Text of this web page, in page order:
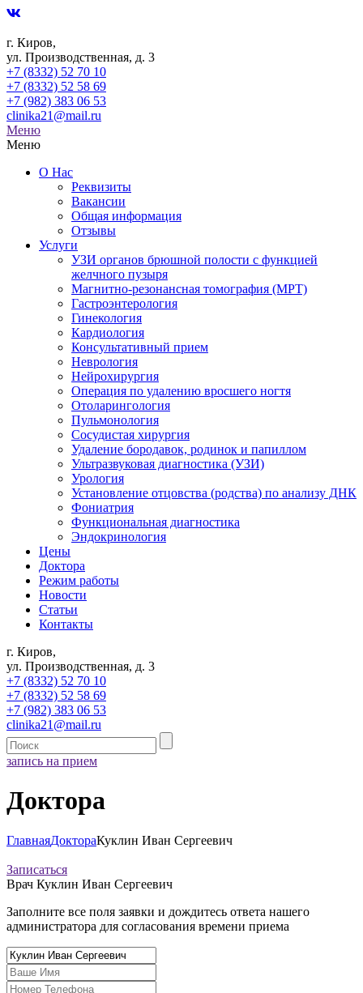
г. Киров,
ул. Производственная, д. 3
+7 (8332) 52 70 10
+7 (8332) 52 58 69
+7 (982) 383 06 53
clinika21@mail.ru
Меню
Меню
О Нас
Реквизиты
Вакансии
Общая информация
Отзывы
Услуги
УЗИ органов брюшной полости с функцией
желчного пузыря
Магнитно-резонансная томография (МРТ)
Гастроэнтерология
Гинекология
Кардиология
Консультативный прием
Неврология
Нейрохирургия
Операция по удалению вросшего ногтя
Отоларингология
Пульмонология
Сосудистая хирургия
Удаление бородавок, родинок и папиллом
Ультразвуковая диагностика (УЗИ)
Урология
Установление отцовства (родства) по анализу ДНК
Фониатрия
Функциональная диагностика
Эндокринология
Цены
Доктора
Режим работы
Новости
Статьи
Контакты
г. Киров,
ул. Производственная, д. 3
+7 (8332) 52 70 10
+7 (8332) 52 58 69
+7 (982) 383 06 53
clinika21@mail.ru
запись на прием
Доктора
ГлавнаяДоктораКуклин Иван Сергеевич
Записаться
Врач Куклин Иван Сергеевич
Заполните все поля заявки и дождитесь ответа нашего
администратора для согласования времени приема